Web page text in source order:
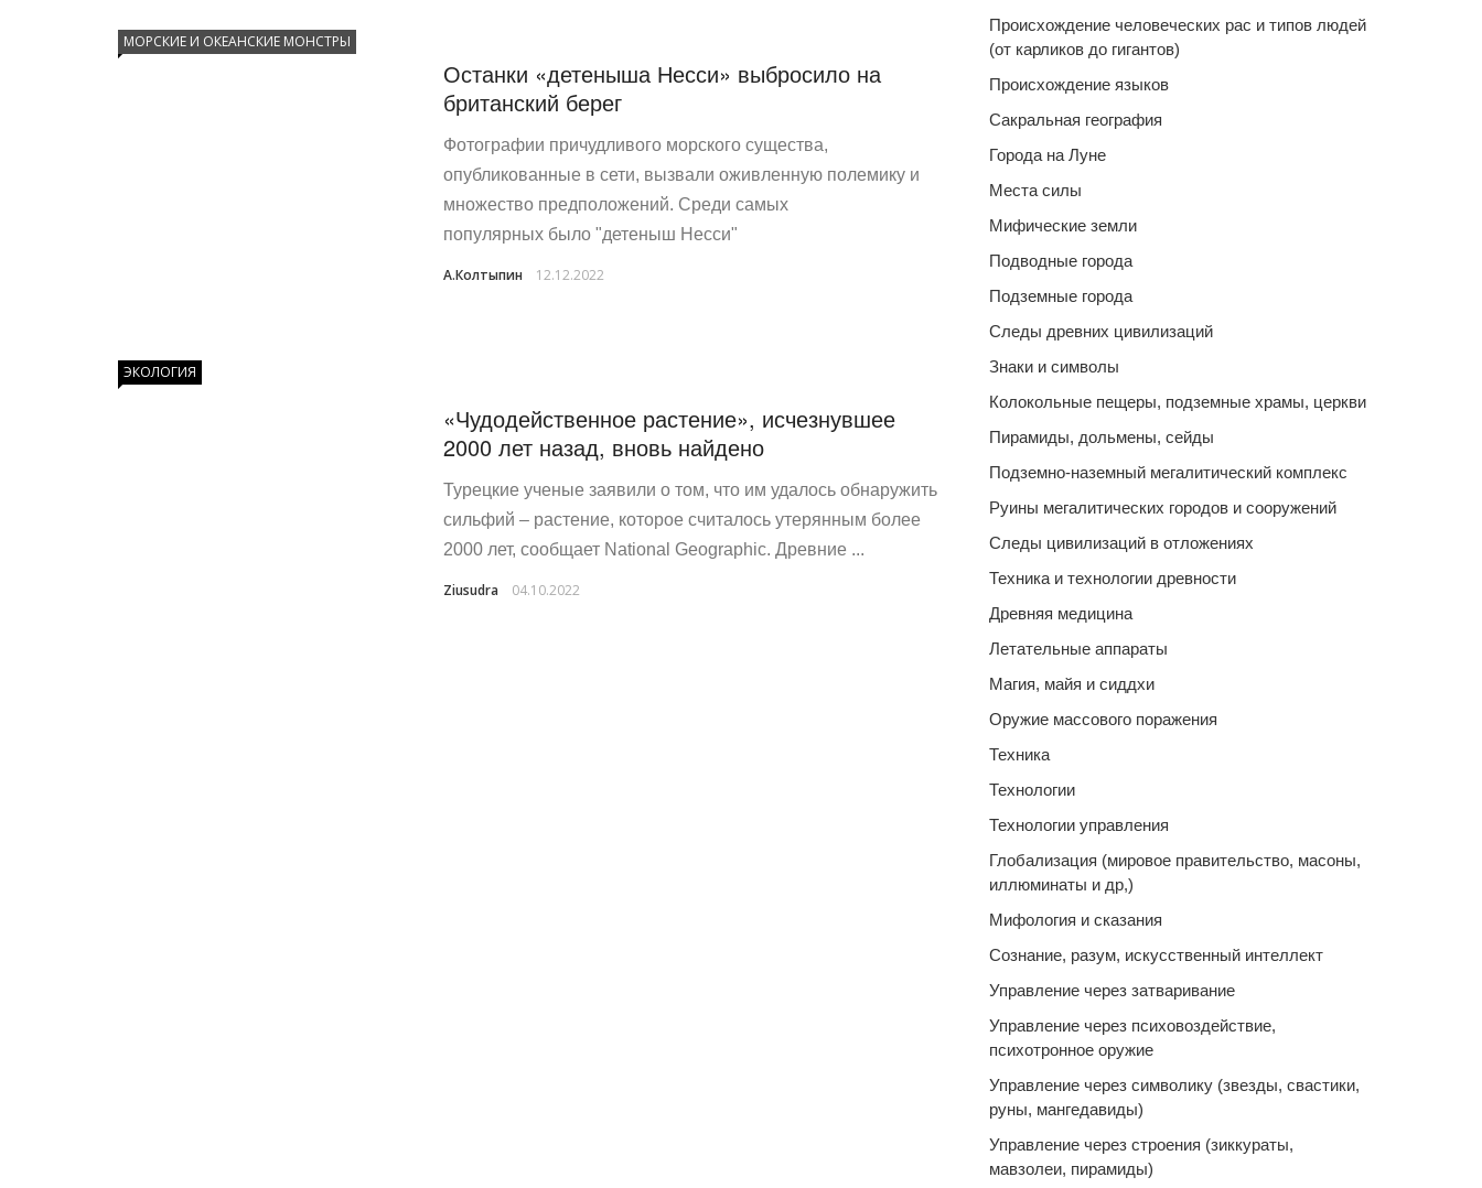
МОРСКИЕ И ОКЕАНСКИЕ МОНСТРЫ
Останки «детеныша Несси» выбросило на
британский берег
Фотографии причудливого морского существа,
опубликованные в сети, вызвали оживленную полемику и
множество предположений. Среди самых
популярных было "детеныш Несси"
А.Колтыпин 12.12.2022
ЭКОЛОГИЯ
«Чудодейственное растение», исчезнувшее
2000 лет назад, вновь найдено
Турецкие ученые заявили о том, что им удалось обнаружить
сильфий – растение, которое считалось утерянным более
2000 лет, сообщает National Geographic. Древние ...
Ziusudra 04.10.2022
Происхождение человеческих рас и типов людей
(от карликов до гигантов)
Происхождение языков
Сакральная география
Города на Луне
Места силы
Мифические земли
Подводные города
Подземные города
Следы древних цивилизаций
Знаки и символы
Колокольные пещеры, подземные храмы, церкви
Пирамиды, дольмены, сейды
Подземно-наземный мегалитический комплекс
Руины мегалитических городов и сооружений
Следы цивилизаций в отложениях
Техника и технологии древности
Древняя медицина
Летательные аппараты
Магия, майя и сиддхи
Оружие массового поражения
Техника
Технологии
Технологии управления
Глобализация (мировое правительство, масоны,
иллюминаты и др,)
Мифология и сказания
Сознание, разум, искусственный интеллект
Управление через затваривание
Управление через психовоздействие,
психотронное оружие
Управление через символику (звезды, свастики,
руны, мангедавиды)
Управление через строения (зиккураты,
мавзолеи, пирамиды)